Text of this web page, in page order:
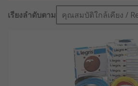
เรียงลำดับตาม คุณสมบัติใกล้เคียง /